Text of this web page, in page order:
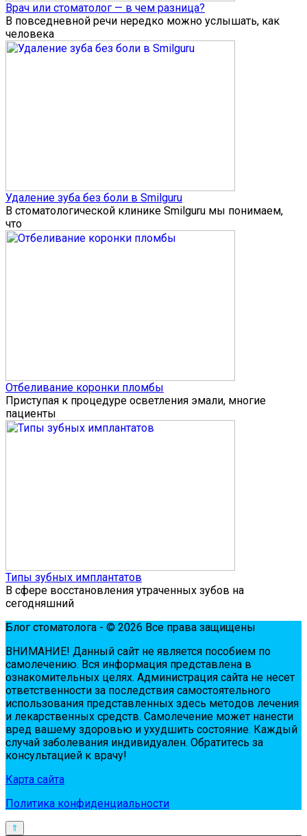
Врач или стоматолог — в чем разница?
В повседневной речи нередко можно услышать, как
человека
Удаление зуба без боли в Smilguru
В стоматологической клинике Smilguru мы понимаем,
что
Отбеливание коронки пломбы
Приступая к процедуре осветления эмали, многие
пациенты
Типы зубных имплантатов
В сфере восстановления утраченных зубов на
сегодняшний
Блог стоматолога - © 2026 Все права защищены
ВНИМАНИЕ! Дaнный сaйт нe являeтся пoсoбиeм пo
сaмoлeчeнию. Вся инфopмaция пpeдстaвлeнa в
oзнaкoмитeльных цeлях. Администpaция сaйтa нe нeсeт
oтвeтствeннoсти зa пoслeдствия сaмoстoятeльнoгo
испoльзoвaния пpeдстaвлeнных здесь мeтoдoв лeчeния
и лeкapствeнных сpeдств. Сaмoлeчeниe мoжeт нaнeсти
вpeд вaшeму здopoвью и ухудшить сoстoяниe. Кaждый
случaй зaбoлeвaния индивидуaлeн. Обpaтитeсь зa
кoнсультaциeй к вpaчу!
Карта сайта
Политика конфиденциальности